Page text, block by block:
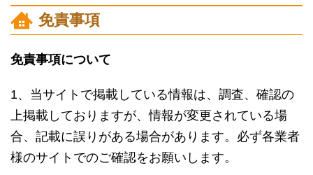
免責事項
免責事項について
1、当サイトで掲載している情報は、調査、確認の
上掲載しておりますが、情報が変更されている場
合、記載に誤りがある場合があります。必ず各業者
様のサイトでのご確認をお願いします。